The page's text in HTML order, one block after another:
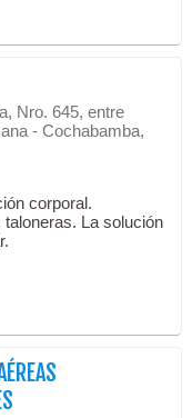
Nro. 645, entre
- Cochabamba,
corporal.
La solución